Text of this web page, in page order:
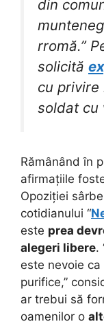
din
rromă.”
solicită
cu privire
soldat cu
Rămânând în
afirmațiile
Opoziției
cotidianului “
este prea
alegeri libere.
este nevoie
purifice,”
ar trebui să
oamenilor o